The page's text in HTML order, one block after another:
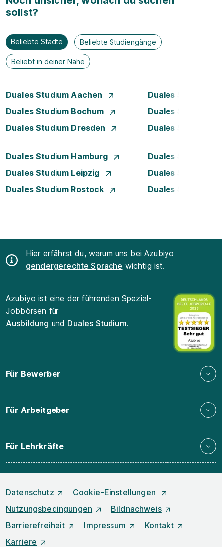
sollst?
Beliebte Städte Beliebte Studiengänge
Beliebt in deiner Nähe
Duales Studium Aachen
Duales Studium
Duales Studium Bochum
Duales Studium
Duales Studium Dresden
Duales Studium
Duales Studium Hamburg
Duales Studium
Duales Studium Leipzig
Duales Studium
Duales Studium Rostock
Duales Studium
Hier erfährst du, warum uns bei Azubiyo
gendergerechte Sprache wichtig ist.
Azubiyo ist eine der führenden Spezial-
Jobbörsen für
Ausbildung und Duales Studium.
Für Bewerber
Für Arbeitgeber
Für Lehrkräfte
Datenschutz
Cookie-Einstellungen
Nutzungsbedingungen
Bildnachweis
Barrierefreiheit
Impressum
Kontakt
Karriere